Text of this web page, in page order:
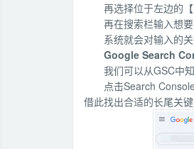
再选择位于左边的
再在搜索栏输入想
系统就会对输入的
Google Search
我们可以从GSC中
点击Search
借此找出合适的长尾关键